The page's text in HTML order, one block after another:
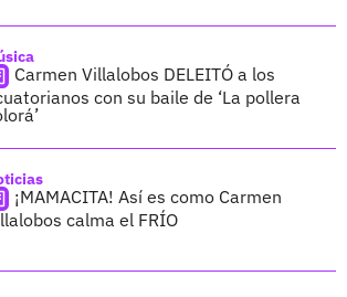
Carmen Villalobos DELEITÓ a los
con su baile de ‘La pollera
¡MAMACITA! Así es como Carmen
calma el FRÍO